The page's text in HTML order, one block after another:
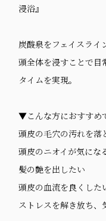
浸浴』
炭酸泉をフェイスライ
頭全体を浸すことで目
タイムを実現。
▼こんな方におすすめ
頭皮の毛穴の汚れを落
頭皮のニオイが気にな
髪の艶を出したい
頭皮の血流を良くした
ストレスを解き放ち、